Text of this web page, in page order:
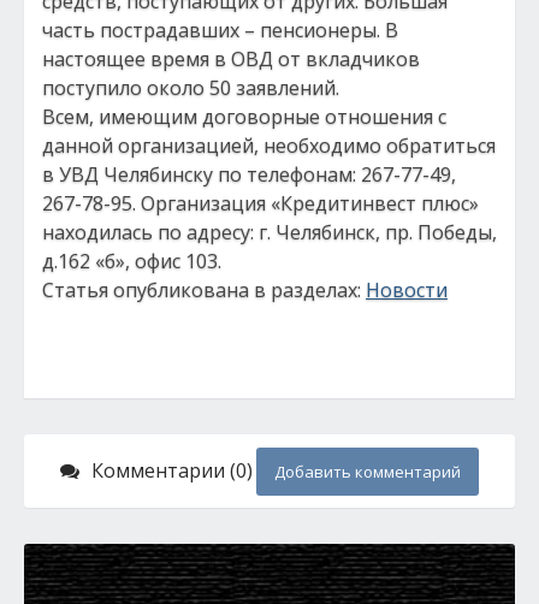
часть пострадавших – пенсионеры. В
настоящее время в ОВД от вкладчиков
поступило около 50 заявлений.
Всем, имеющим договорные отношения с
данной организацией, необходимо обратиться
в УВД Челябинску по телефонам: 267-77-49,
267-78-95. Организация «Кредитинвест плюс»
находилась по адресу: г. Челябинск, пр. Победы,
д.162 «б», офис 103.
Статья опубликована в разделах: Новости
Комментарии (0) Добавить комментарий